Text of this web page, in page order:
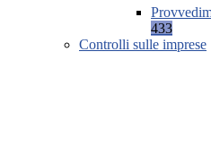
433
Controlli sulle imprese